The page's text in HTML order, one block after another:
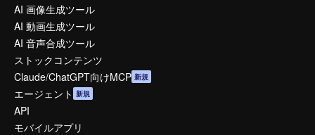
AI 画像生成ツール
AI 動画生成ツール
AI 音声合成ツール
ストックコンテンツ
Claude/ChatGPT向けMCP 新規
エージェント 新規
API
モバイルアプリ